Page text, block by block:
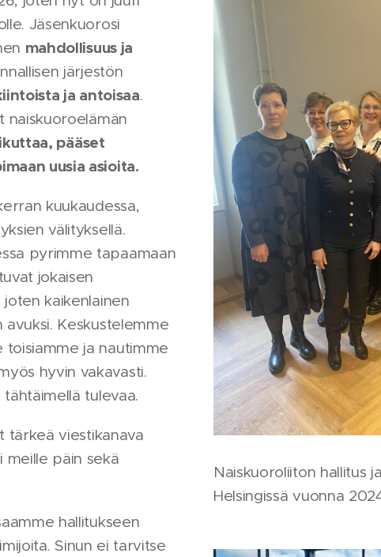
Jäsenkuorosi
mahdollisuus ja
järjestön
ja antoisaa.
naiskuoroelämän
pääset
uusia asioita.
kuukaudessa,
välityksellä.
pyrimme tapaamaan
jokaisen
kaikenlainen
Keskustelemme
toisiamme ja nautimme
hyvin vakavasti.
tulevaa.
tärkeä viestikanava
meille päin sekä
hallitukseen
Sinun ei tarvitse
Naiskuoroliiton hallitus
Helsingissä vuonna